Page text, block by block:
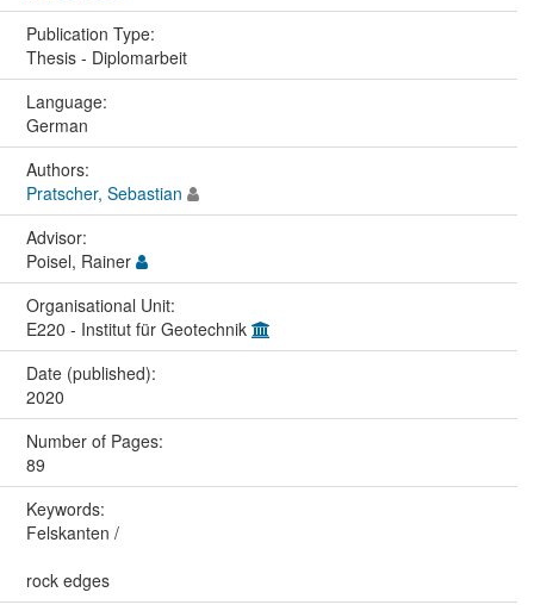
Publication Type:
Thesis - Diplomarbeit
Language:
German
Authors:
Pratscher, Sebastian
Advisor:
Poisel, Rainer
Organisational Unit:
E220 - Institut für Geotechnik
Date (published):
2020
Number of Pages:
89
Keywords:
Felskanten /
rock edges